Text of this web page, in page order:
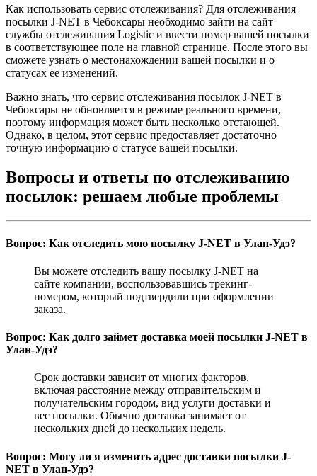
Как использовать сервис отслеживания? Для отслеживания
посылки J-NET в Чебоксары необходимо зайти на сайт
службы отслеживания Logistic и ввести номер вашей посылки
в соответствующее поле на главной странице. После этого вы
сможете узнать о местонахождении вашей посылки и о
статусах ее изменений.
Важно знать, что сервис отслеживания посылок J-NET в
Чебоксары не обновляется в режиме реального времени,
поэтому информация может быть несколько отстающей.
Однако, в целом, этот сервис предоставляет достаточно
точную информацию о статусе вашей посылки.
Вопросы и ответы по отслеживанию
посылок: решаем любые проблемы
Вопрос: Как отследить мою посылку J-NET в Улан-Удэ?
Вы можете отследить вашу посылку J-NET на
сайте компании, воспользовавшись трекинг-
номером, который подтвердили при оформлении
заказа.
Вопрос: Как долго займет доставка моей посылки J-NET в
Улан-Удэ?
Срок доставки зависит от многих факторов,
включая расстояние между отправительским и
получательским городом, вид услуги доставки и
вес посылки. Обычно доставка занимает от
нескольких дней до нескольких недель.
Вопрос: Могу ли я изменить адрес доставки посылки J-
NET в Улан-Удэ?